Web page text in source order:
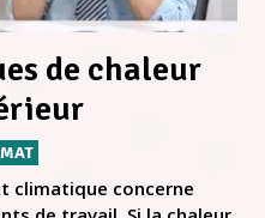
de chaleur
climatique concerne